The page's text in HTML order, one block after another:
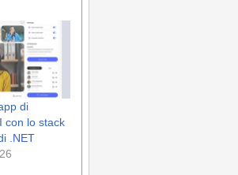
di
con lo stack
.NET